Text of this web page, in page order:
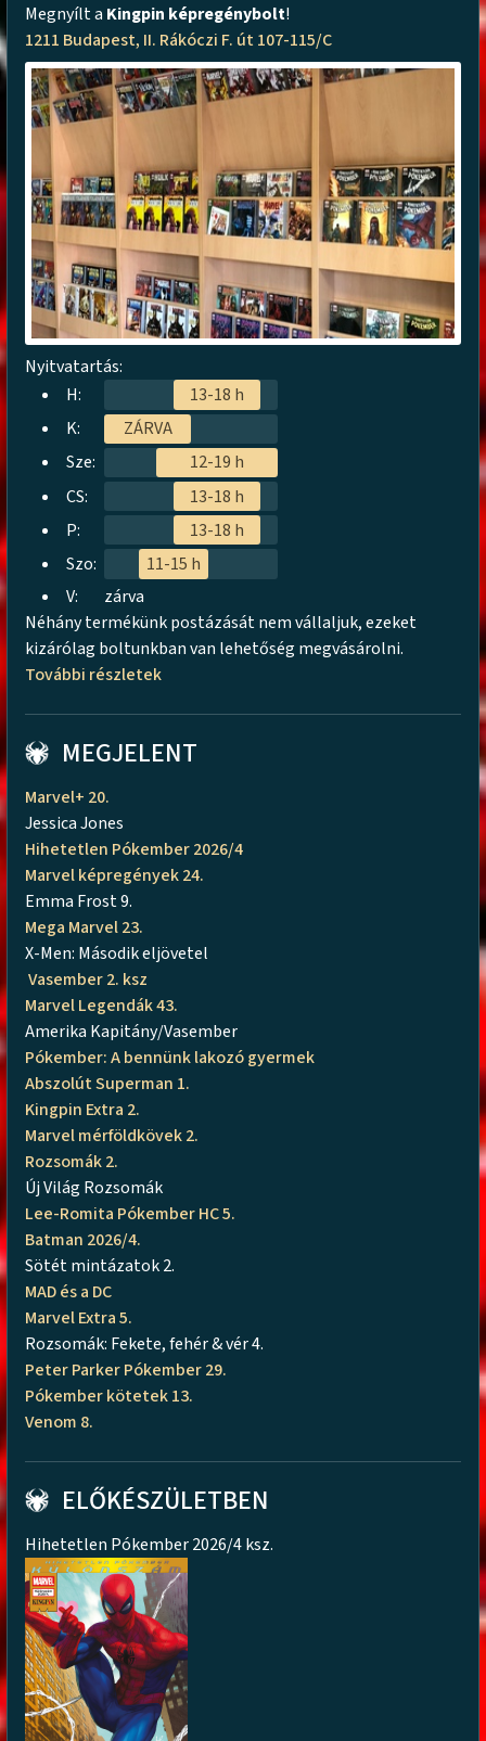
Megnyílt a Kingpin képregénybolt!
1211 Budapest, II. Rákóczi F. út 107-115/C
Nyitvatartás:
H:
13-18 h
K:
ZÁRVA
Sze:
12-19 h
CS:
13-18 h
P:
13-18 h
Szo:
11-15 h
V:
zárva
Néhány termékünk postázását nem vállaljuk, ezeket
kizárólag boltunkban van lehetőség megvásárolni.
További részletek
MEGJELENT
Marvel+ 20.
Jessica Jones
Hihetetlen Pókember 2026/4
Marvel képregények 24.
Emma Frost 9.
Mega Marvel 23.
X-Men: Második eljövetel
Vasember 2. ksz
Marvel Legendák 43.
Amerika Kapitány/Vasember
Pókember: A bennünk lakozó gyermek
Abszolút Superman 1.
Kingpin Extra 2.
Marvel mérföldkövek 2.
Rozsomák 2.
Új Világ Rozsomák
Lee-Romita Pókember HC 5.
Batman 2026/4.
Sötét mintázatok 2.
MAD és a DC
Marvel Extra 5.
Rozsomák: Fekete, fehér & vér 4.
Peter Parker Pókember 29.
Pókember kötetek 13.
Venom 8.
ELŐKÉSZÜLETBEN
Hihetetlen Pókember 2026/4 ksz.